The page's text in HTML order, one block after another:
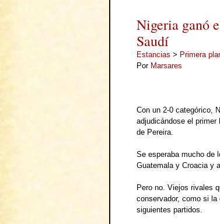
Nigeria ganó
Saudí
Estancias > Primera
Por Marsares
Con un 2-0 categórico,
adjudicándose el primer
de Pereira.
Se esperaba mucho de
Guatemala y Croacia y
Pero no. Viejos rivales
conservador, como si
siguientes partidos.